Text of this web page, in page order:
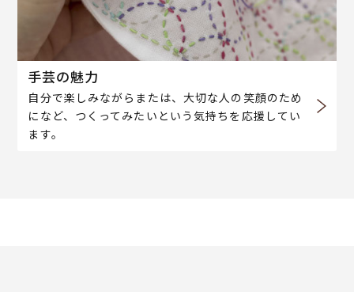
手芸の魅力
自分で楽しみながらまたは、大切な人の笑顔のため
になど、つくってみたいという気持ちを応援してい
ます。